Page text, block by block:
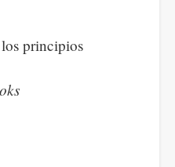
principios